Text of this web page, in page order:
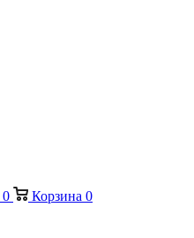
0 Корзина 0